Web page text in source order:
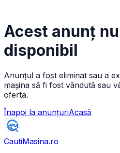
Acest anunț
disponibil
Anunțul a fost eliminat sau a
mașina să fi fost vândută sau
oferta.
Înapoi la anunțuriAcasă
CautiMasina.ro